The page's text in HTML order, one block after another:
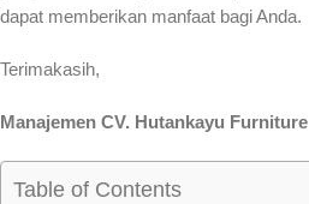
dapat memberikan manfaat bagi Anda.
Terimakasih,
Manajemen CV. Hutankayu Furniture
Table of Contents